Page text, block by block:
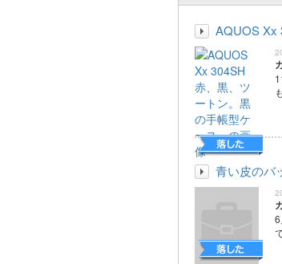
AQUOS Xx
青い皮のバ